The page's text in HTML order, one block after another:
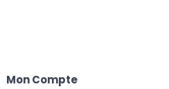
Mon Compte